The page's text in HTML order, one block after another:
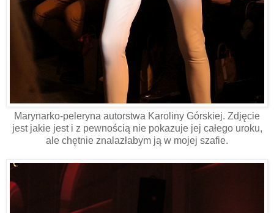
Marynarko-peleryna autorstwa Karoliny Górskiej. Zdjęcie
jest jakie jest i z pewnością nie pokazuje jej całego uroku,
ale chętnie znalazłabym ją w mojej szafie.